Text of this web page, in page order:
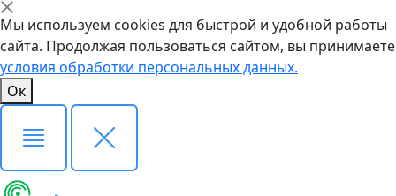
Мы используем cookies для быстрой и удобной работы
сайта. Продолжая пользоваться сайтом, вы принимаете
условия обработки персональных данных.
Ок